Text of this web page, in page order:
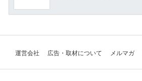
運営会社 広告・取材について メルマガ